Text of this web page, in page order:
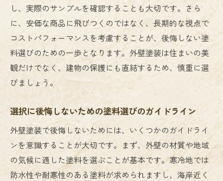
し、実際のサンプルを確認することも大切です。さら
に、安価な商品に飛びつくのではなく、長期的な視点で
コストパフォーマンスを考慮することが、後悔しない塗
料選びのための一歩となります。外壁塗装は住まいの美
観だけでなく、建物の保護にも直結するため、慎重に選
びましょう。
選択に後悔しないための塗料選びのガイドライン
外壁塗装で後悔しないためには、いくつかのガイドライ
ンを意識することが大切です。まず、外壁の材質や地域
の気候に適した塗料を選ぶことが基本です。寒冷地では
防水性や耐寒性のある塗料が求められますし、海岸近く